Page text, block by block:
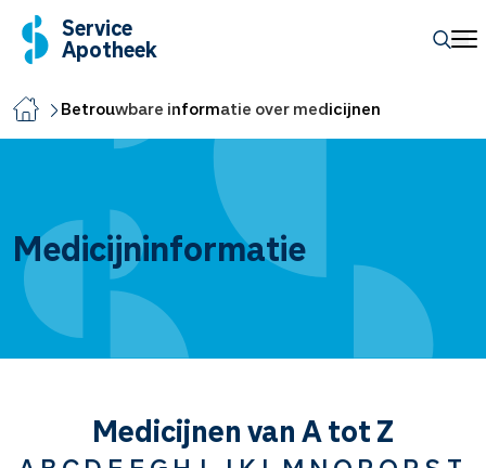
Service
Apotheek
Betrouwbare informatie over medicijnen
Medicijninformatie
Medicijnen van A tot Z